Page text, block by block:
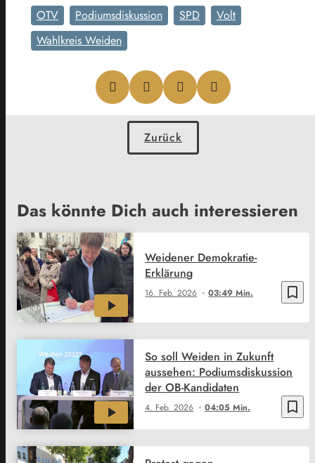
OTV
Podiumsdiskussion SPD
Volt
Wahlkreis Weiden
Zurück
Das könnte Dich auch interessieren
bookmark_border
16. Feb. 2026 03:49 Min.
Weidener Demokratie-
Erklärung
bookmark_border
4. Feb. 2026 04:05 Min.
So soll Weiden in Zukunft
aussehen: Podiumsdiskussion
der OB-Kandidaten